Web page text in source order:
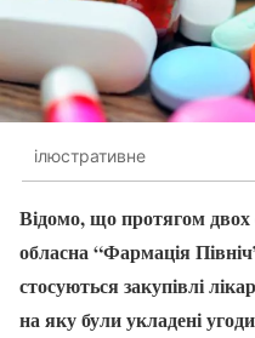
ілюстративне
Відомо, що протягом двох
обласна “Фармація
стосуються закупівлі
на яку були укладені